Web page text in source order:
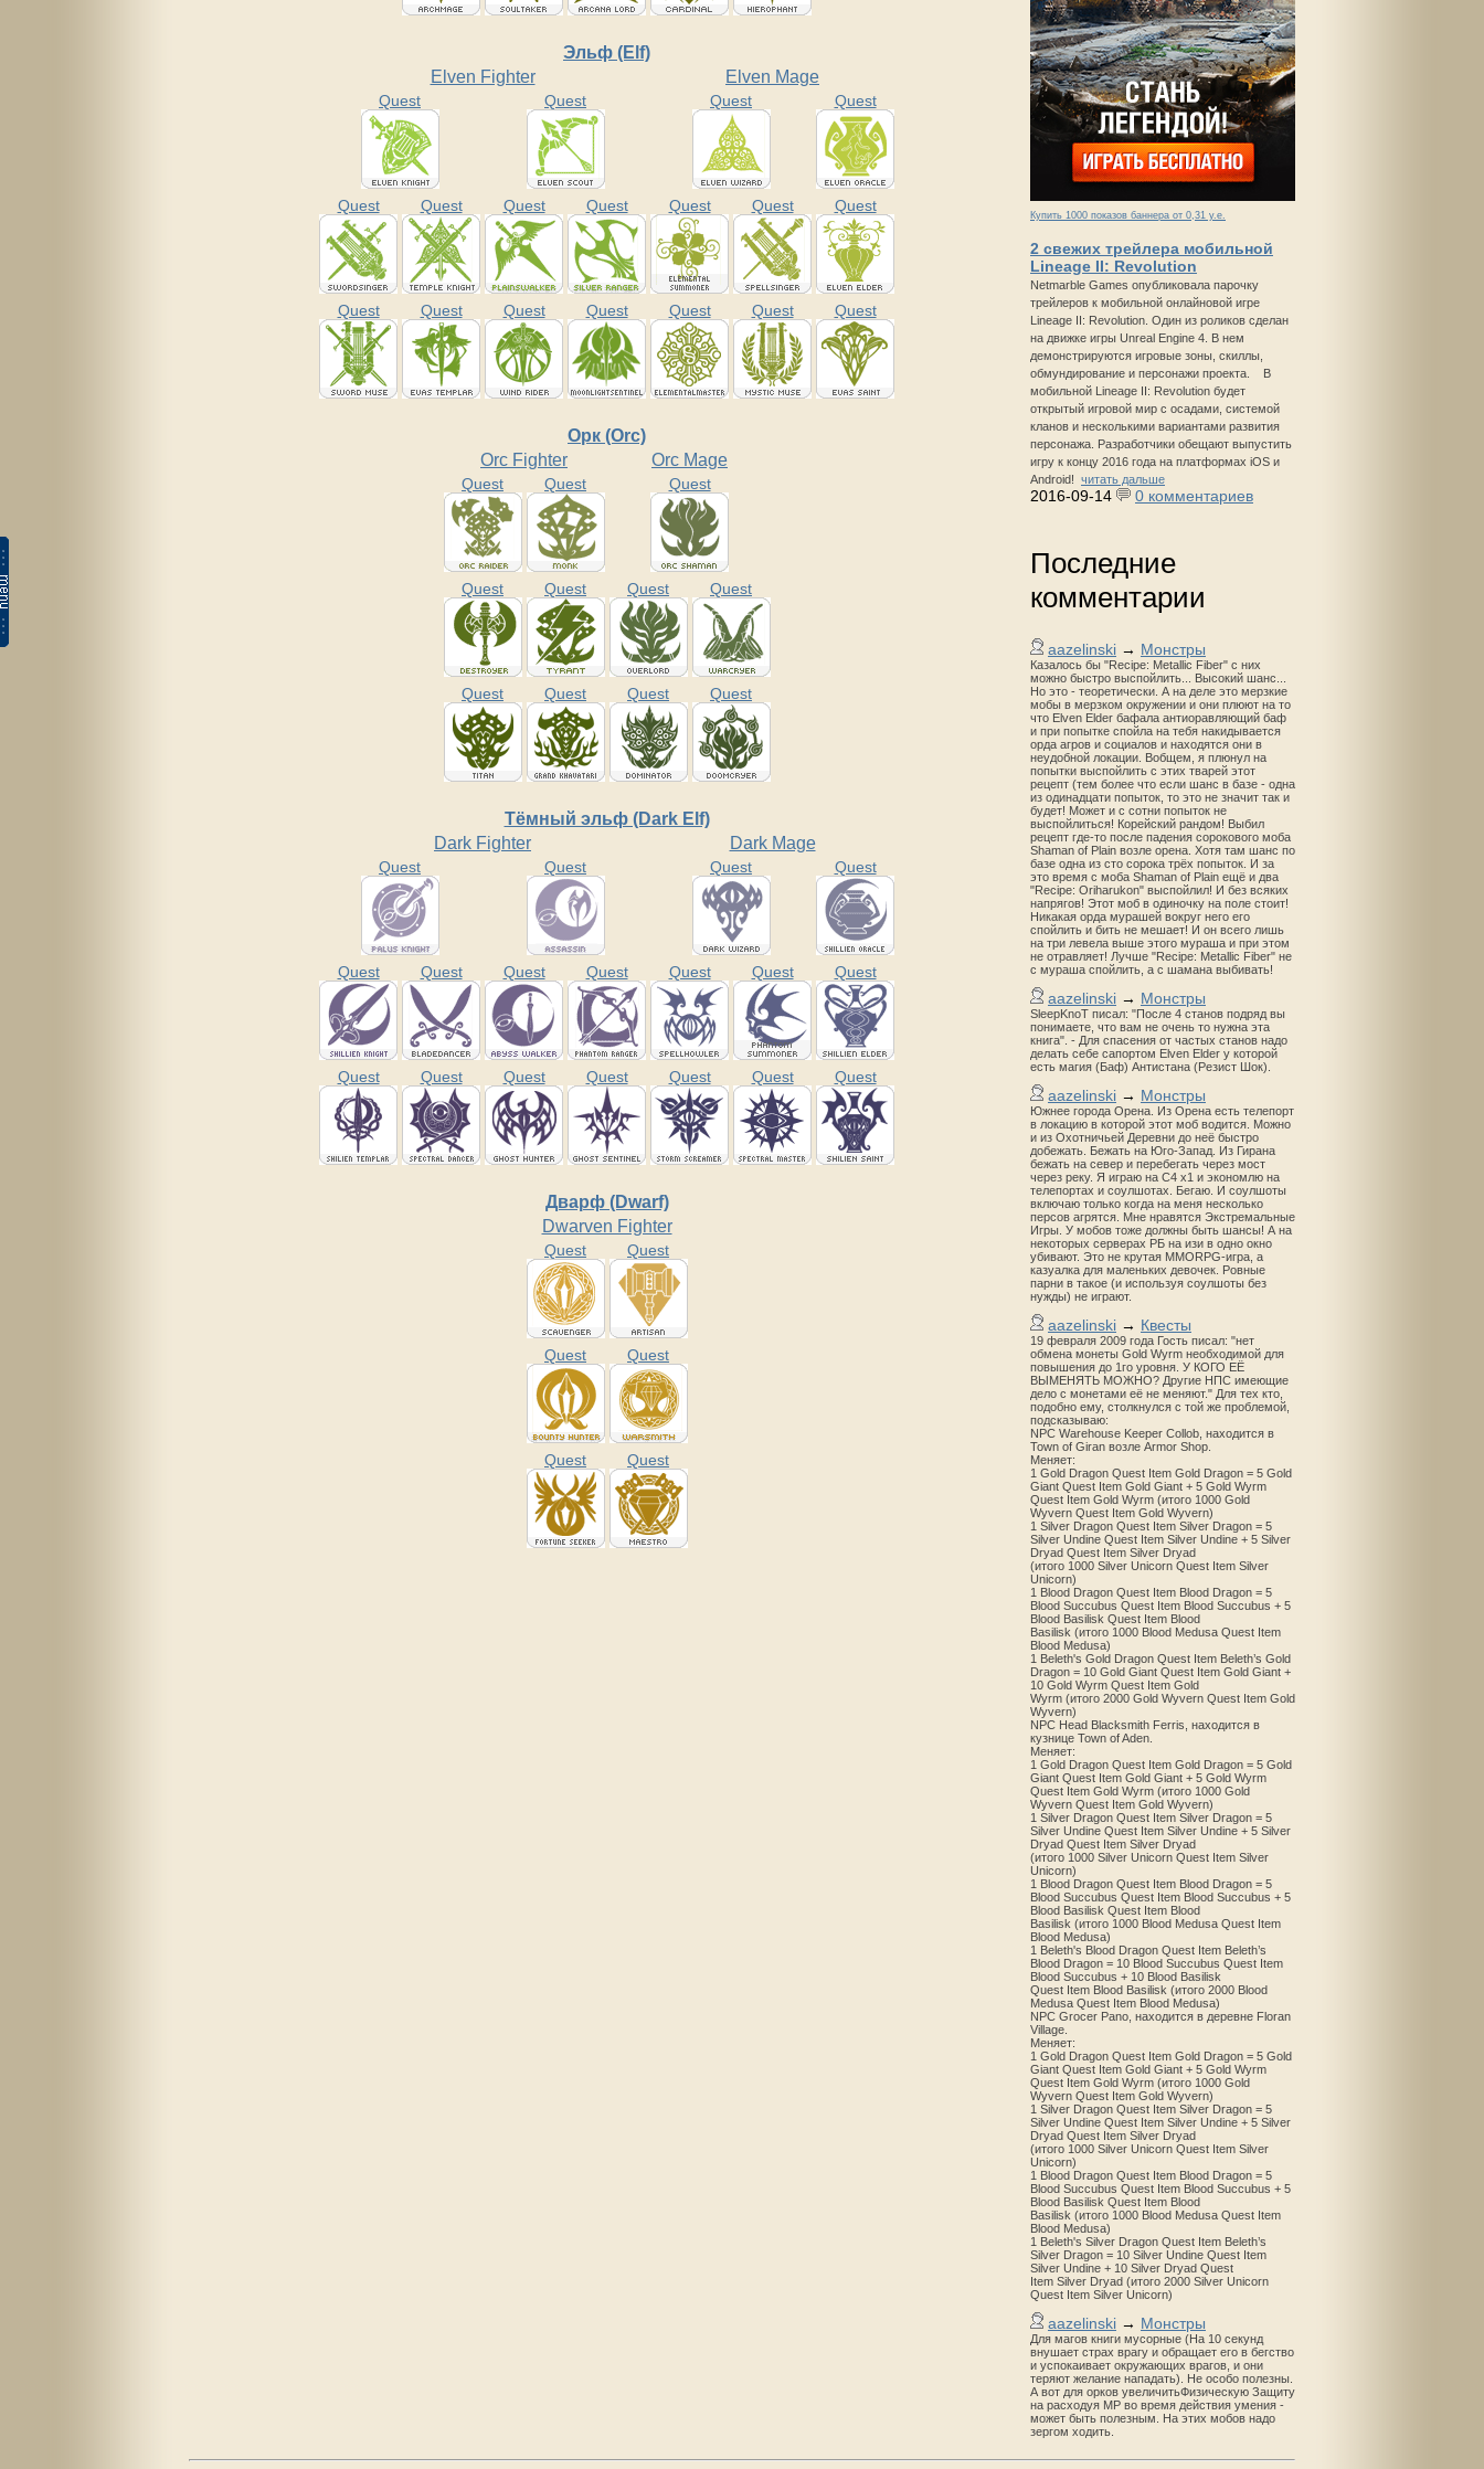
Купить 1000 показов баннера от 0,31 у.е.
2 свежих трейлера мобильной
Lineage II: Revolution
Netmarble Games опубликовала парочку
трейлеров к мобильной онлайновой игре
Lineage II: Revolution. Один из роликов сделан
на движке игры Unreal Engine 4. В нем
демонстрируются игровые зоны, скиллы,
обмундирование и персонажи проекта. В
мобильной Lineage II: Revolution будет
открытый игровой мир с осадами, системой
кланов и несколькими вариантами развития
персонажа. Разработчики обещают выпустить
игру к концу 2016 года на платформах iOS и
Android! читать дальше
2016-09-14 0 комментариев
Последние
комментарии
aazelinski → Монстры
Казалось бы "Recipe: Metallic Fiber" с них
можно быстро выспойлить... Высокий шанс...
Но это - теоретически. А на деле это мерзкие
мобы в мерзком окружении и они плюют на то
что Elven Elder бафала антиоравляющий баф
и при попытке спойла на тебя накидывается
орда агров и социалов и находятся они в
неудобной локации. Вобщем, я плюнул на
попытки выспойлить с этих тварей этот
рецепт (тем более что если шанс в базе - одна
из одинадцати попыток, то это не значит так и
будет! Может и с сотни попыток не
выспойлиться! Корейский рандом! Выбил
рецепт где-то после падения сорокового моба
Shaman of Plain возле орена. Хотя там шанс по
базе одна из сто сорока трёх попыток. И за
это время с моба Shaman of Plain ещё и два
"Recipe: Oriharukon" выспойлил! И без всяких
напрягов! Этот моб в одиночку на поле стоит!
Никакая орда мурашей вокруг него его
спойлить и бить не мешает! И он всего лишь
на три левела выше этого мураша и при этом
не отравляет! Лучше "Recipe: Metallic Fiber" не
с мураша спойлить, а с шамана выбивать!
aazelinski → Монстры
SleepKnoT писал: "После 4 станов подряд вы
понимаете, что вам не очень то нужна эта
книга". - Для спасения от частых станов надо
делать себе сапортом Elven Elder у которой
есть магия (Баф) Антистана (Резист Шок).
aazelinski → Монстры
Южнее города Орена. Из Орена есть телепорт
в локацию в которой этот моб водится. Можно
и из Охотничьей Деревни до неё быстро
добежать. Бежать на Юго-Запад. Из Гирана
бежать на север и перебегать через мост
через реку. Я играю на С4 х1 и экономлю на
телепортах и соулшотах. Бегаю. И соулшоты
включаю только когда на меня несколько
персов агрятся. Мне нравятся Экстремальные
Игры. У мобов тоже должны быть шансы! А на
некоторых серверах РБ на изи в одно окно
убивают. Это не крутая MMORPG-игра, а
казуалка для маленьких девочек. Ровные
парни в такое (и используя соулшоты без
нужды) не играют.
aazelinski → Квесты
19 февраля 2009 года Гость писал: "нет
обмена монеты Gold Wyrm необходимой для
повышения до 1го уровня. У КОГО ЕЁ
ВЫМЕНЯТЬ МОЖНО? Другие НПС имеющие
дело с монетами её не меняют." Для тех кто,
подобно ему, столкнулся с той же проблемой,
подсказываю:
NPC Warehouse Keeper Collob, находится в
Town of Giran возле Armor Shop.
Меняет:
1 Gold Dragon Quest Item Gold Dragon = 5 Gold
Giant Quest Item Gold Giant + 5 Gold Wyrm
Quest Item Gold Wyrm (итого 1000 Gold
Wyvern Quest Item Gold Wyvern)
1 Silver Dragon Quest Item Silver Dragon = 5
Silver Undine Quest Item Silver Undine + 5 Silver
Dryad Quest Item Silver Dryad
(итого 1000 Silver Unicorn Quest Item Silver
Unicorn)
1 Blood Dragon Quest Item Blood Dragon = 5
Blood Succubus Quest Item Blood Succubus + 5
Blood Basilisk Quest Item Blood
Basilisk (итого 1000 Blood Medusa Quest Item
Blood Medusa)
1 Beleth's Gold Dragon Quest Item Beleth’s Gold
Dragon = 10 Gold Giant Quest Item Gold Giant +
10 Gold Wyrm Quest Item Gold
Wyrm (итого 2000 Gold Wyvern Quest Item Gold
Wyvern)
NPC Head Blacksmith Ferris, находится в
кузнице Town of Aden.
Меняет:
1 Gold Dragon Quest Item Gold Dragon = 5 Gold
Giant Quest Item Gold Giant + 5 Gold Wyrm
Quest Item Gold Wyrm (итого 1000 Gold
Wyvern Quest Item Gold Wyvern)
1 Silver Dragon Quest Item Silver Dragon = 5
Silver Undine Quest Item Silver Undine + 5 Silver
Dryad Quest Item Silver Dryad
(итого 1000 Silver Unicorn Quest Item Silver
Unicorn)
1 Blood Dragon Quest Item Blood Dragon = 5
Blood Succubus Quest Item Blood Succubus + 5
Blood Basilisk Quest Item Blood
Basilisk (итого 1000 Blood Medusa Quest Item
Blood Medusa)
1 Beleth's Blood Dragon Quest Item Beleth’s
Blood Dragon = 10 Blood Succubus Quest Item
Blood Succubus + 10 Blood Basilisk
Quest Item Blood Basilisk (итого 2000 Blood
Medusa Quest Item Blood Medusa)
NPC Grocer Pano, находится в деревне Floran
Village.
Меняет:
1 Gold Dragon Quest Item Gold Dragon = 5 Gold
Giant Quest Item Gold Giant + 5 Gold Wyrm
Quest Item Gold Wyrm (итого 1000 Gold
Wyvern Quest Item Gold Wyvern)
1 Silver Dragon Quest Item Silver Dragon = 5
Silver Undine Quest Item Silver Undine + 5 Silver
Dryad Quest Item Silver Dryad
(итого 1000 Silver Unicorn Quest Item Silver
Unicorn)
1 Blood Dragon Quest Item Blood Dragon = 5
Blood Succubus Quest Item Blood Succubus + 5
Blood Basilisk Quest Item Blood
Basilisk (итого 1000 Blood Medusa Quest Item
Blood Medusa)
1 Beleth's Silver Dragon Quest Item Beleth’s
Silver Dragon = 10 Silver Undine Quest Item
Silver Undine + 10 Silver Dryad Quest
Item Silver Dryad (итого 2000 Silver Unicorn
Quest Item Silver Unicorn)
aazelinski → Монстры
Для магов книги мусорные (На 10 секунд
внушает страх врагу и обращает его в бегство
и успокаивает окружающих врагов, и они
теряют желание нападать). Не особо полезны.
А вот для орков увеличитьФизическую Защиту
на расходуя MP во время действия умения -
может быть полезным. На этих мобов надо
зергом ходить.
Эльф (Elf)
Elven Fighter
Elven Mage
Quest Quest Quest Quest
Quest Quest Quest Quest Quest Quest Quest
Quest Quest Quest Quest Quest Quest Quest
Орк (Orc)
Orc Fighter
Orc Mage
Quest Quest Quest
Quest Quest Quest Quest
Quest Quest Quest Quest
Тёмный эльф (Dark Elf)
Dark Fighter
Dark Mage
Quest Quest Quest Quest
Quest Quest Quest Quest Quest Quest Quest
Quest Quest Quest Quest Quest Quest Quest
Дварф (Dwarf)
Dwarven Fighter
Quest Quest
Quest Quest
Quest Quest